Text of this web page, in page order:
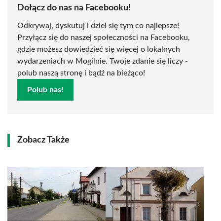
Dołącz do nas na Facebooku!
Odkrywaj, dyskutuj i dziel się tym co najlepsze!
Przyłącz się do naszej społeczności na Facebooku,
gdzie możesz dowiedzieć się więcej o lokalnych
wydarzeniach w Mogilnie. Twoje zdanie się liczy -
polub naszą stronę i bądź na bieżąco!
Polub nas!
Zobacz Także